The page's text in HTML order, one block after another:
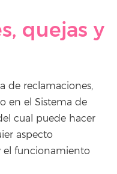
quejas y
de reclamaciones,
en el Sistema de
cual puede hacer
aspecto
el funcionamiento